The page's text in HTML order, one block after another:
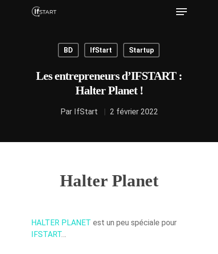
Hit enter to search or ESC to close
BD IfStart Startup
Les entrepreneurs d’IFSTART :
Halter Planet !
Par IfStart 2 février 2022
Halter Planet
HALTER PLANET est un peu spéciale pour
IFSTART…